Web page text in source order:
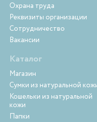
Охрана труда
Реквизиты организации
Сотрудничество
Вакансии
Каталог
Магазин
Сумки из натуральной
Кошельки из натуральной
кожи
Папки